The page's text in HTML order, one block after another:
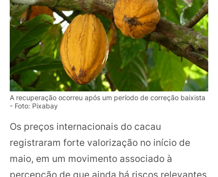
A recuperação ocorreu após um período de correção baixista
- Foto: Pixabay
Os preços internacionais do cacau
registraram forte valorização no início de
maio, em um movimento associado à